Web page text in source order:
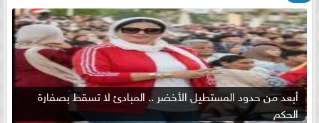
أبعد من حدود المستطيل الأخضر .. المبادئ لا تسقط بصفارة
الحكم